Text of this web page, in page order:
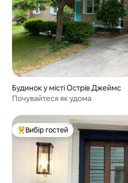
Будинок у місті Острів Джеймс
Почувайтеся як удома
Топ вибір гостей
Вибір гостей